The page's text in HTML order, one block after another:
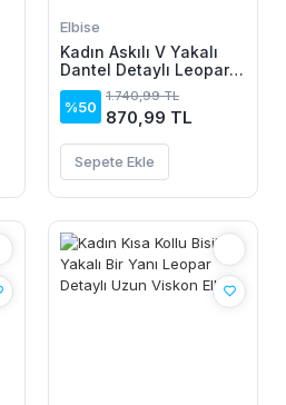
Elbise
Kadın Askılı V Yakalı
Dantel Detaylı Leopar
Desenli Süprem Atlet
Ve şort Ikili Takım
%50
1.740,99 TL
870,99 TL
Sepete Ekle